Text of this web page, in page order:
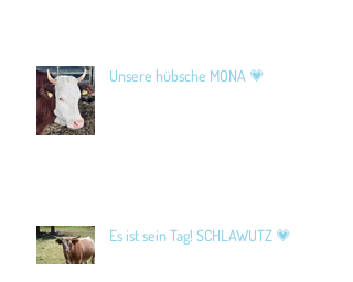
Unsere hübsche MONA 💗
Es ist sein Tag! SCHLAWUTZ 💗